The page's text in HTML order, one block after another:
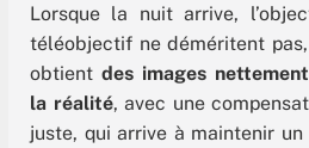
Lorsque la nuit arrive,
téléobjectif ne déméritent
obtient des images
la réalité, avec une
juste, qui arrive à maintenir